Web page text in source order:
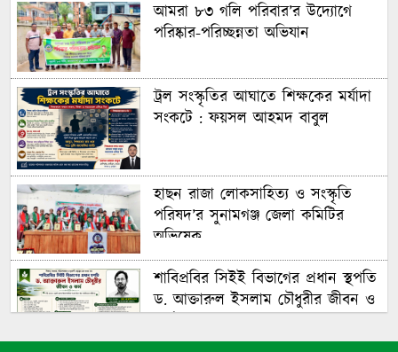
আমরা ৮৩ গলি পরিবার’র উদ্যোগে
পরিষ্কার-পরিচ্ছন্নতা অভিযান
ট্রল সংস্কৃতির আঘাতে শিক্ষকের মর্যাদা
সংকটে : ফয়সল আহমদ বাবুল
হাছন রাজা লোকসাহিত্য ও সংস্কৃতি
পরিষদ’র সুনামগঞ্জ জেলা কমিটির
অভিষেক
শাবিপ্রবির সিইই বিভাগের প্রধান স্থপতি
ড. আক্তারুল ইসলাম চৌধুরীর জীবন ও